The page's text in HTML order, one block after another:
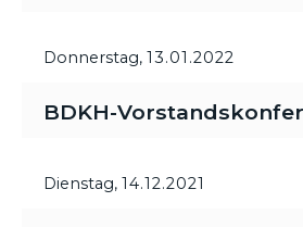
Donnerstag, 13.01.2022
BDKH-
Dienstag, 14.12.2021